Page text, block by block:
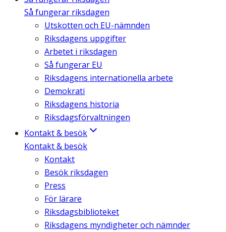
Så fungerar riksdagen
Utskotten och EU-nämnden
Riksdagens uppgifter
Arbetet i riksdagen
Så fungerar EU
Riksdagens internationella arbete
Demokrati
Riksdagens historia
Riksdagsförvaltningen
Kontakt & besök
Kontakt & besök
Kontakt
Besök riksdagen
Press
För lärare
Riksdagsbiblioteket
Riksdagens myndigheter och nämnder